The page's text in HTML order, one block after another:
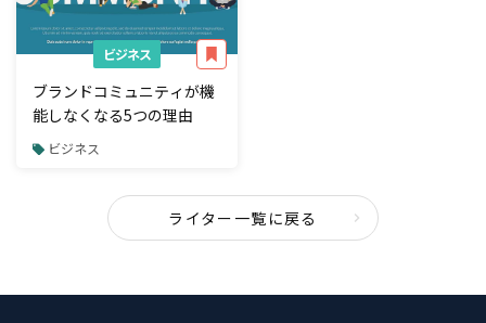
ビジネス
ブランドコミュニティが機
能しなくなる5つの理由
ビジネス
ライター一覧に戻る